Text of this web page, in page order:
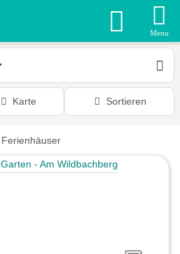
Menu
Karte Sortieren